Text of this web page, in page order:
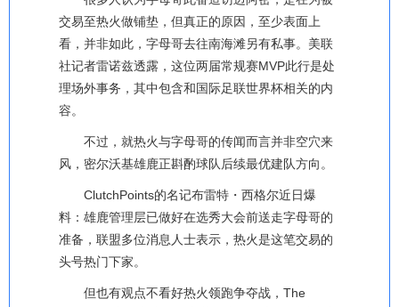
交易至热火做铺垫，但真正的原因，至少表面上
看，并非如此，字母哥去往南海滩另有私事。美联
社记者雷诺兹透露，这位两届常规赛MVP此行是处
理场外事务，其中包含和国际足联世界杯相关的内
容。
不过，就热火与字母哥的传闻而言并非空穴来
风，密尔沃基雄鹿正斟酌球队后续最优建队方向。
ClutchPoints的名记布雷特・西格尔近日爆
料：雄鹿管理层已做好在选秀大会前送走字母哥的
准备，联盟多位消息人士表示，热火是这笔交易的
头号热门下家。
但也有观点不看好热火领跑争夺战，The